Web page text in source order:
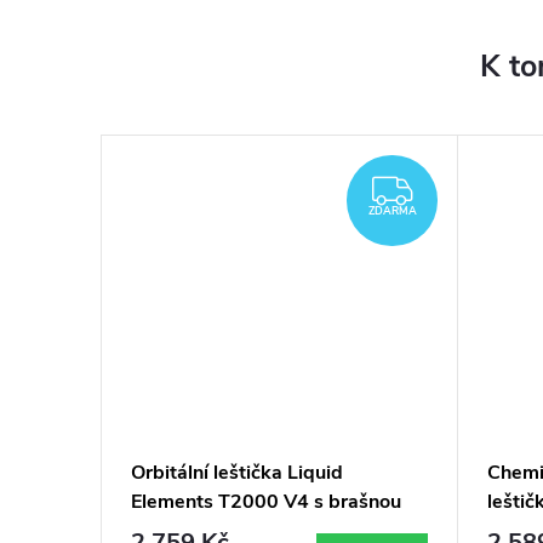
K
ZDARMA
ZDARMA
Orbitální leštička Liquid
Elements T2000 V4 s brašnou
9mm